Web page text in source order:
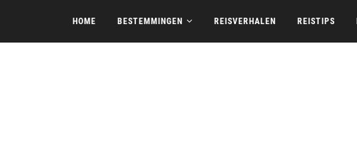
HOME BESTEMMINGEN REISVERHALEN REISTIPS